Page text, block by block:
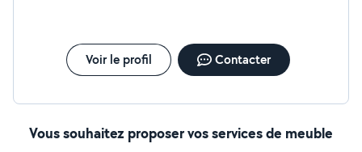
Voir le profil Contacter
Vous souhaitez proposer vos services de meuble